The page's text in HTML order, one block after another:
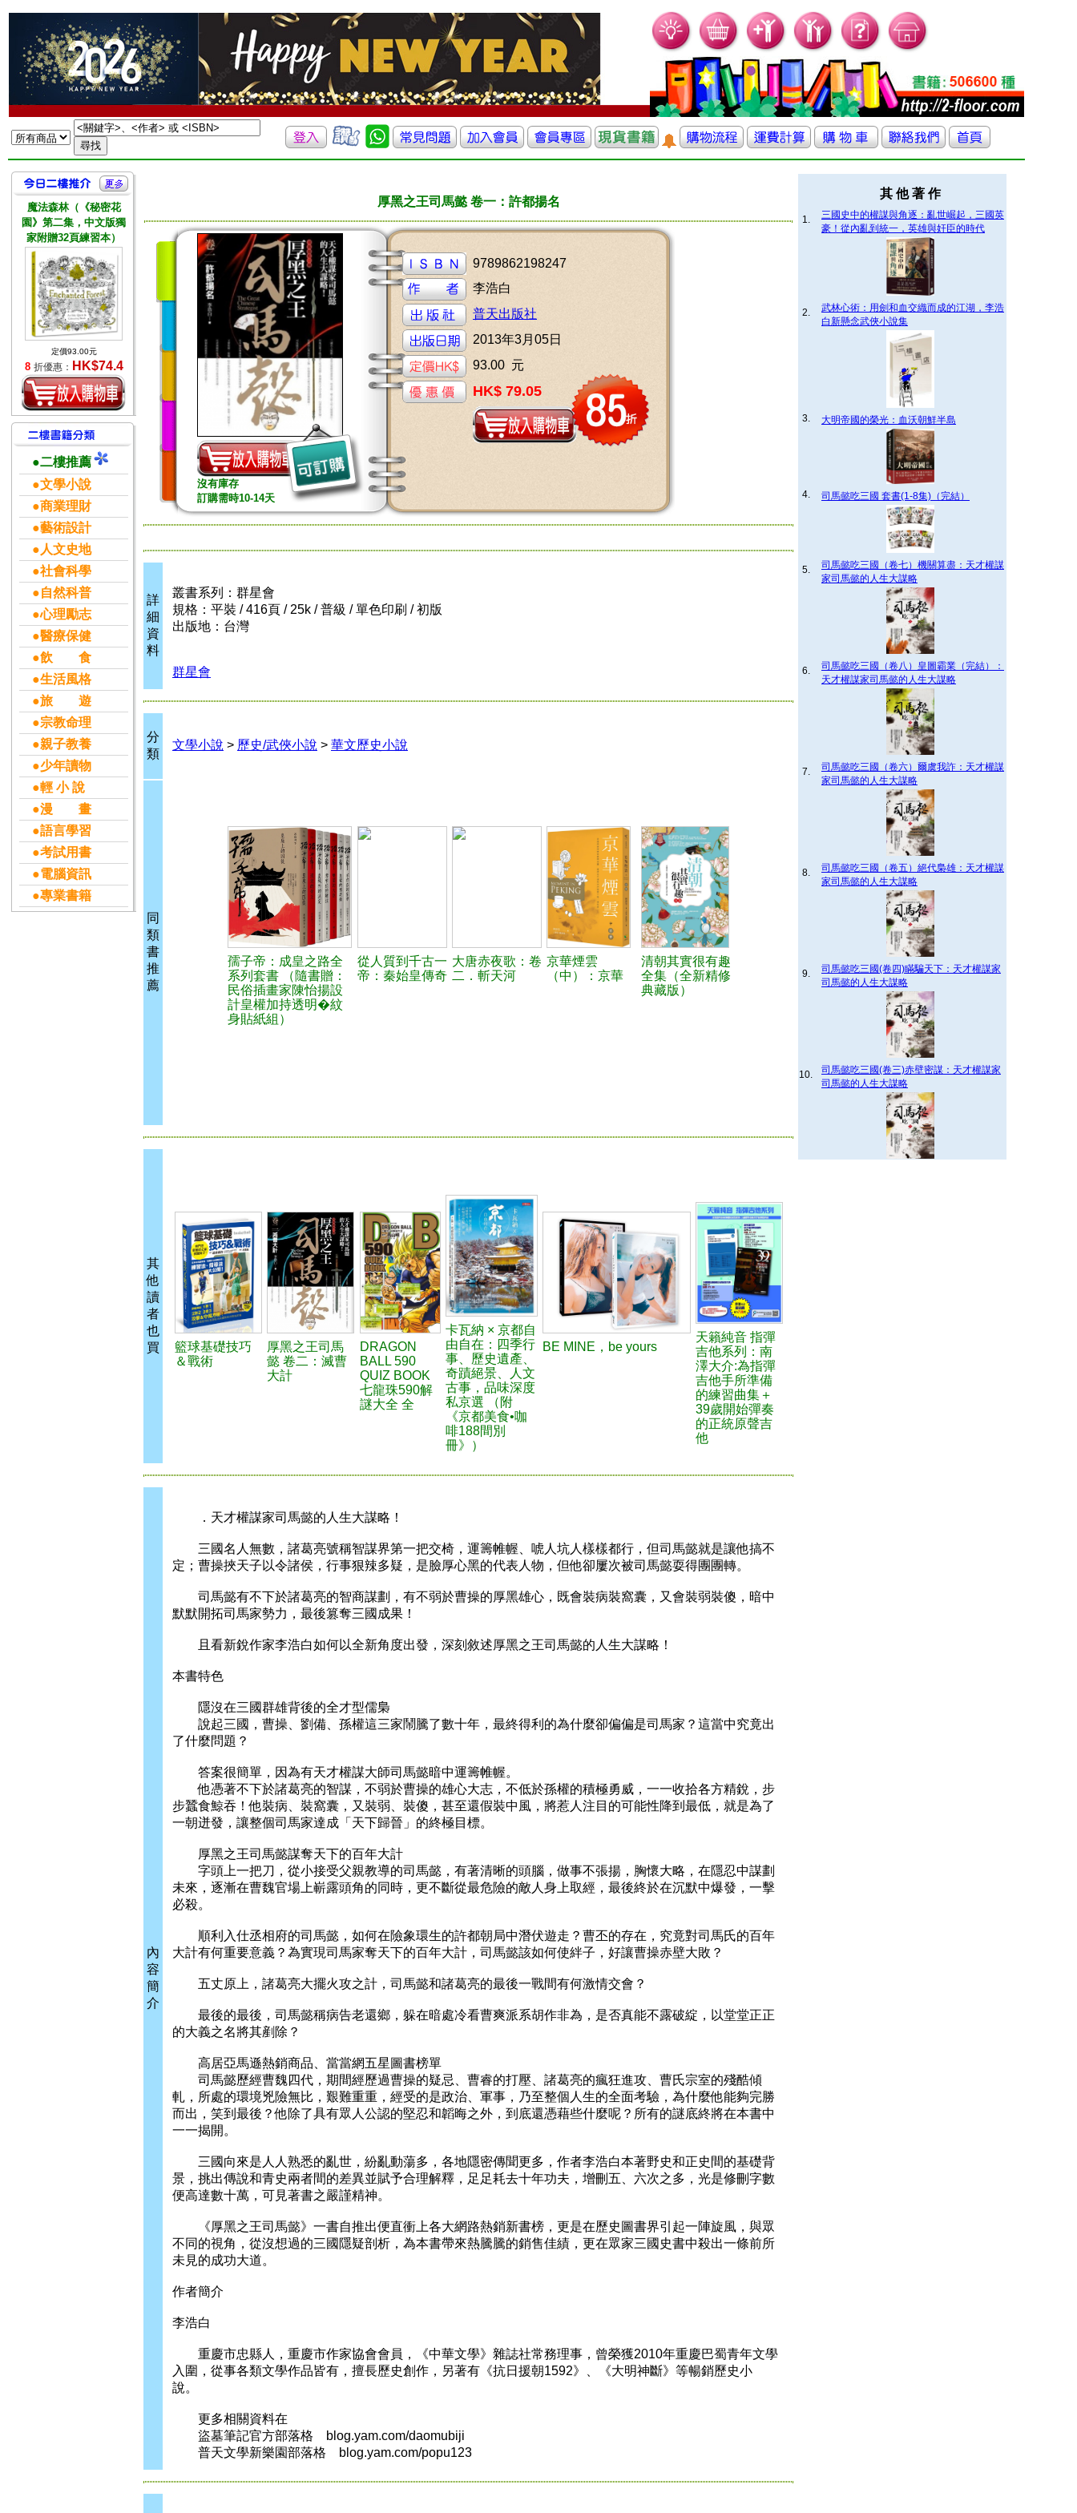
魔法森林（《秘密花
園》第二集，中文版獨
家附贈32頁練習本）
定價93.00元
8 折優惠： HK$74.4
●二樓推薦
●文學小說
●商業理財
●藝術設計
●人文史地
●社會科學
●自然科普
●心理勵志
●醫療保健
●飲 食
●生活風格
●旅 遊
●宗教命理
●親子教養
●少年讀物
●輕 小 說
●漫 畫
●語言學習
●考試用書
●電腦資訊
●專業書籍
厚黑之王司馬懿 卷一：許都揚名
沒有庫存
訂購需時10-14天
9789862198247
李浩白
普天出版社
2013年3月05日
93.00 元
HK$ 79.05
詳
細
資
料
叢書系列：群星會
規格：平裝 / 416頁 / 25k / 普級 / 單色印刷 / 初版
出版地：台灣
群星會
分
類
文學小說 > 歷史/武俠小說 > 華文歷史小說
同
類
書
推
薦
孺子帝：成皇之路全
系列套書 （隨書贈：
民俗插畫家陳怡揚設
計皇權加持透明�紋
身貼紙組）
從人質到千古一
帝：秦始皇傳奇
大唐赤夜歌：卷
二．斬天河
京華煙雲
（中）：京華
清朝其實很有趣
全集（全新精修
典藏版）
其
他
讀
者
也
買
籃球基礎技巧
＆戰術
厚黑之王司馬
懿 卷二：滅曹
大計
DRAGON
BALL 590
QUIZ BOOK
七龍珠590解
謎大全 全
卡瓦納 × 京都自
由自在：四季行
事、歷史遺產、
奇蹟絕景、人文
古事，品味深度
私京選 （附
《京都美食•咖
啡188間別
冊》）
BE MINE，be yours
天籟純音 指彈
吉他系列：南
澤大介:為指彈
吉他手所準備
的練習曲集＋
39歲開始彈奏
的正統原聲吉
他
內
容
簡
介
．天才權謀家司馬懿的人生大謀略！
三國名人無數，諸葛亮號稱智謀界第一把交椅，運籌帷幄、唬人坑人樣樣都行，但司馬懿就是讓他搞不
定；曹操挾天子以令諸侯，行事狠辣多疑，是臉厚心黑的代表人物，但他卻屢次被司馬懿耍得團團轉。
司馬懿有不下於諸葛亮的智商謀劃，有不弱於曹操的厚黑雄心，既會裝病裝窩囊，又會裝弱裝傻，暗中
默默開拓司馬家勢力，最後篡奪三國成果！
且看新銳作家李浩白如何以全新角度出發，深刻敘述厚黑之王司馬懿的人生大謀略！
本書特色
隱沒在三國群雄背後的全才型儒梟
說起三國，曹操、劉備、孫權這三家鬧騰了數十年，最終得利的為什麼卻偏偏是司馬家？這當中究竟出
了什麼問題？
答案很簡單，因為有天才權謀大師司馬懿暗中運籌帷幄。
他憑著不下於諸葛亮的智謀，不弱於曹操的雄心大志，不低於孫權的積極勇威，一一收拾各方精銳，步
步蠶食鯨吞！他裝病、裝窩囊，又裝弱、裝傻，甚至還假裝中風，將惹人注目的可能性降到最低，就是為了
一朝迸發，讓整個司馬家達成「天下歸晉」的終極目標。
厚黑之王司馬懿謀奪天下的百年大計
字頭上一把刀，從小接受父親教導的司馬懿，有著清晰的頭腦，做事不張揚，胸懷大略，在隱忍中謀劃
未來，逐漸在曹魏官場上嶄露頭角的同時，更不斷從最危險的敵人身上取經，最後終於在沉默中爆發，一擊
必殺。
順利入仕丞相府的司馬懿，如何在險象環生的許都朝局中潛伏遊走？曹丕的存在，究竟對司馬氏的百年
大計有何重要意義？為實現司馬家奪天下的百年大計，司馬懿該如何使絆子，好讓曹操赤壁大敗？
五丈原上，諸葛亮大擺火攻之計，司馬懿和諸葛亮的最後一戰間有何激情交會？
最後的最後，司馬懿稱病告老還鄉，躲在暗處冷看曹爽派系胡作非為，是否真能不露破綻，以堂堂正正
的大義之名將其剷除？
高居亞馬遜熱銷商品、當當網五星圖書榜單
司馬懿歷經曹魏四代，期間經歷過曹操的疑忌、曹睿的打壓、諸葛亮的瘋狂進攻、曹氏宗室的殘酷傾
軋，所處的環境兇險無比，艱難重重，經受的是政治、軍事，乃至整個人生的全面考驗，為什麼他能夠完勝
而出，笑到最後？他除了具有眾人公認的堅忍和韜晦之外，到底還憑藉些什麼呢？所有的謎底終將在本書中
一一揭開。
三國向來是人人熟悉的亂世，紛亂動蕩多，各地隱密傳聞更多，作者李浩白本著野史和正史間的基礎背
景，挑出傳說和青史兩者間的差異並賦予合理解釋，足足耗去十年功夫，增刪五、六次之多，光是修刪字數
便高達數十萬，可見著書之嚴謹精神。
《厚黑之王司馬懿》一書自推出便直衝上各大網路熱銷新書榜，更是在歷史圖書界引起一陣旋風，與眾
不同的視角，從沒想過的三國隱疑剖析，為本書帶來熱騰騰的銷售佳績，更在眾家三國史書中殺出一條前所
未見的成功大道。
作者簡介
李浩白
重慶市忠縣人，重慶市作家協會會員，《中華文學》雜誌社常務理事，曾榮獲2010年重慶巴蜀青年文學
入圍，從事各類文學作品皆有，擅長歷史創作，另著有《抗日援朝1592》、《大明神斷》等暢銷歷史小
說。
更多相關資料在
盜墓筆記官方部落格 blog.yam.com/daomubiji
普天文學新樂園部落格 blog.yam.com/popu123
其 他 著 作
1.
三國史中的權謀與角逐：亂世崛起，三國英
豪！從內亂到統一，英雄與奸臣的時代
2.
武林心術：用劍和血交織而成的江湖，李浩
白新懸念武俠小說集
3. 大明帝國的榮光：血沃朝鮮半島
4. 司馬懿吃三國 套書(1-8集)（完結）
5.
司馬懿吃三國（卷七）機關算盡：天才權謀
家司馬懿的人生大謀略
6.
司馬懿吃三國（卷八）皇圖霸業（完結）：
天才權謀家司馬懿的人生大謀略
7.
司馬懿吃三國（卷六）爾虞我詐：天才權謀
家司馬懿的人生大謀略
8.
司馬懿吃三國（卷五）絕代梟雄：天才權謀
家司馬懿的人生大謀略
9.
司馬懿吃三國(卷四)瞞騙天下：天才權謀家
司馬懿的人生大謀略
10.
司馬懿吃三國(卷三)赤壁密謀：天才權謀家
司馬懿的人生大謀略